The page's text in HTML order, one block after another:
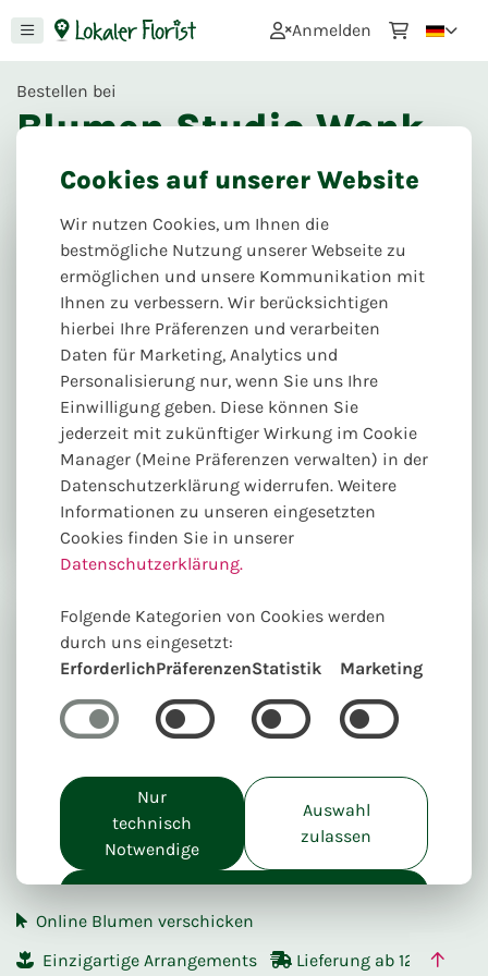
Anmelden
Bestellen bei
Blumen Studio Wenk-
Mainz
93 Bewertungen
Nächste Lieferung & Abholung: Mo. 10.08
Heidelbergerfaßgasse 12, 55116 Mainz
Wenn es um "die Blumen" geht, gehören wir in
Mainz und Umgebung zu den führenden
ist das Motto unserer Firma. Handwerkliches
Können und Qualität auf hohem Niveau spiegeln
sich in unseren Werkstücken.
Online Blumen verschicken
Einzigartige Arrangements
Lieferung ab 12,00€
Cookies auf unserer Website
Wir nutzen Cookies, um Ihnen die
bestmögliche Nutzung unserer Webseite zu
ermöglichen und unsere Kommunikation mit
Ihnen zu verbessern. Wir berücksichtigen
hierbei Ihre Präferenzen und verarbeiten
Daten für Marketing, Analytics und
Personalisierung nur, wenn Sie uns Ihre
Einwilligung geben. Diese können Sie
jederzeit mit zukünftiger Wirkung im Cookie
Manager (Meine Präferenzen verwalten) in der
Datenschutzerklärung widerrufen. Weitere
Informationen zu unseren eingesetzten
Cookies finden Sie in unserer
Datenschutzerklärung.
Folgende Kategorien von Cookies werden
durch uns eingesetzt:
ErforderlichPräferenzenStatistik Marketing
Nur
technisch
Notwendige
Auswahl
zulassen
Alle akzeptieren